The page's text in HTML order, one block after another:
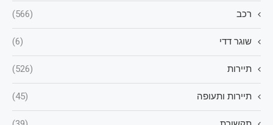
רכב (566)
שוגר דדי (6)
תיירות (526)
תיירות ותעופה (45)